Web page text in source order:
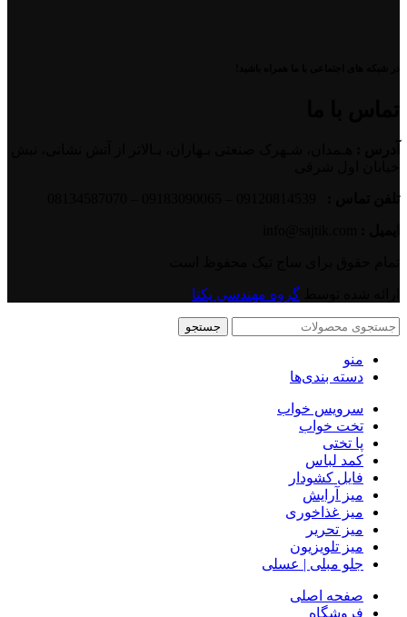
گروه مهندسی یکتا
جستجو
منو
دسته بندی‌ها
سرویس خواب
تخت خواب
پا تختی
کمد لباس
فایل کشودار
میز آرایش
میز غذاخوری
میز تحریر
میز تلویزیون
جلو مبلی | عسلی
صفحه اصلی
فروشگاه